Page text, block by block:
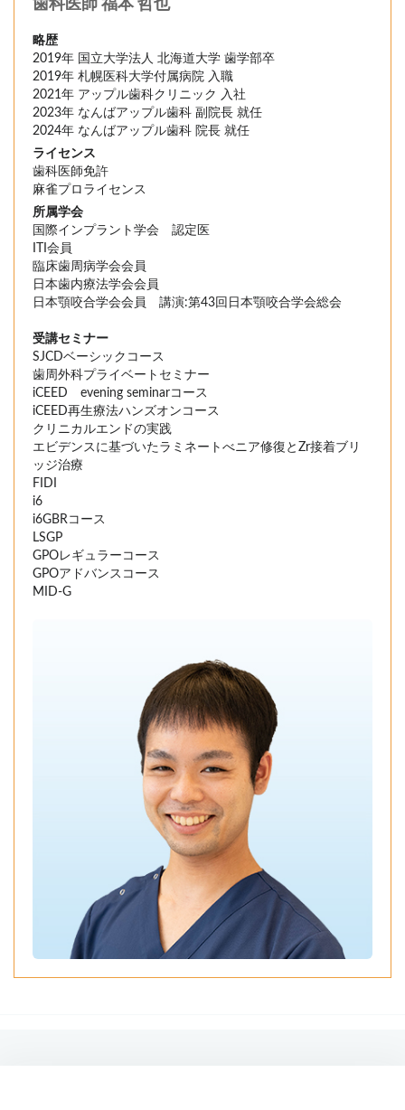
歯科医師 福本 哲也
略歴
2019年 国立大学法人 北海道大学 歯学部卒
2019年 札幌医科大学付属病院 入職
2021年 アップル歯科クリニック 入社
2023年 なんばアップル歯科 副院長 就任
2024年 なんばアップル歯科 院長 就任
ライセンス
歯科医師免許
麻雀プロライセンス
所属学会
国際インプラント学会 認定医
ITI会員
臨床歯周病学会会員
日本歯内療法学会会員
日本顎咬合学会会員 講演:第43回日本顎咬合学会総会
受講セミナー
SJCDベーシックコース
歯周外科プライベートセミナー
iCEED evening seminarコース
iCEED再生療法ハンズオンコース
クリニカルエンドの実践
エビデンスに基づいたラミネートべニア修復とZr接着ブリ
ッジ治療
FIDI
i6
i6GBRコース
LSGP
GPOレギュラーコース
GPOアドバンスコース
MID-G